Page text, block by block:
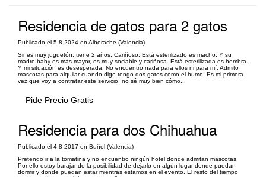
Residencia de gatos para 2 gatos
Publicado el 5-8-2024 en Alborache (Valencia)
Sir es muy juguetón, tiene 2 años. Cariñoso. Está esterilizado es macho. Y su
madre baby es más mayor, es muy sociable y cariñosa. Está esterilizada es hembra.
Y mi situación es desesperada. No encuentro nada para ellos ni para mí. Admito
mascotas para alquilar cuando digo tengo dos gatos como el humo. Es mi primera
vez que voy a contratar este servicio, no sé muy bien cómo...
Pide Precio Gratis
Residencia para dos Chihuahua
Publicado el 4-8-2017 en Buñol (Valencia)
Pretendo ir a la tomatina y no encuentro ningún hotel donde admitan mascotas.
Por ello estoy barajando la posibilidad de dejarlo en algún lugar donde puedan
dormir y donde puedan estar mientras estamos en el evento. El resto del tiempo